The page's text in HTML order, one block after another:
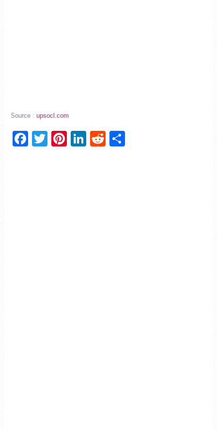
Source : upsocl.com
Facebook
TwitterPinterest
LinkedIn
Reddit